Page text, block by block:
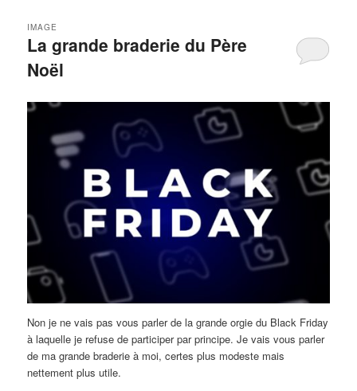
La grande braderie du Père
Noël
IMAGE
Non je ne vais pas vous parler de la grande orgie du Black Friday
à laquelle je refuse de participer par principe. Je vais vous parler
de ma grande braderie à moi, certes plus modeste mais
nettement plus utile.